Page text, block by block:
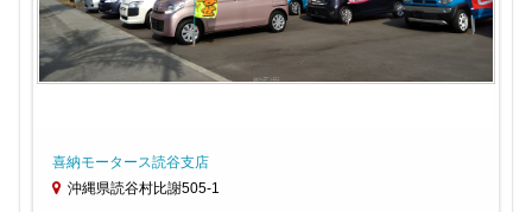
喜納モータース読谷支店
沖縄県読谷村比謝505-1